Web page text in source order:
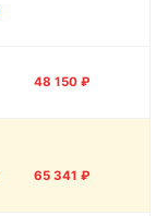
48 150 ₽
65 341 ₽